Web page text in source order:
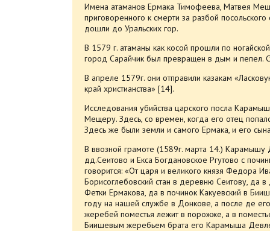
Имена атаманов Ермака Тимофеева, Матвея
приговоренного к смерти за разбой
дошли до Уральских гор.
В 1579 г. атаманы как косой прошли по
город Сарайчик был превращен в дым и пепел.
В апреле 1579г. они отправили казакам
край христианства» [14].
Исследования убийства царского посла
Мещеру. Здесь, со времен, когда его отец
Здесь же были земли и самого Ермака, и его
В ввозной грамоте (1589г. марта 14.) Карамышу
дд.Сеитово и Екса Богдановское Ргутово с
говорится: «От царя и великого князя Федора
Борисоглебовский стан в деревню Сеитову, да
Фетки Ермакова, да в починок Какуевский в
году на нашей службе в Донкове, а после де
жеребей поместья лежит в порожже, а в
Биишевым жеребьем брата его Карамыша